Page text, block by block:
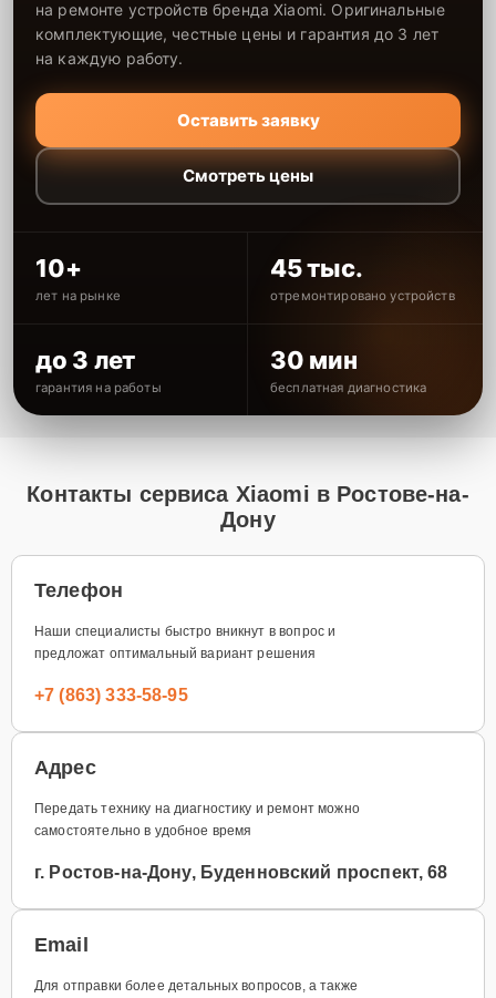
на ремонте устройств бренда Xiaomi. Оригинальные
комплектующие, честные цены и гарантия до 3 лет
на каждую работу.
Оставить заявку
Смотреть цены
10+
лет на рынке
45 тыс.
отремонтировано устройств
до 3 лет
гарантия на работы
30 мин
бесплатная диагностика
Контакты сервиса Xiaomi в Ростове-на-
Дону
Телефон
Наши специалисты быстро вникнут в вопрос и
предложат оптимальный вариант решения
+7 (863) 333-58-95
Адрес
Передать технику на диагностику и ремонт можно
самостоятельно в удобное время
г. Ростов-на-Дону, Буденновский проспект, 68
Email
Для отправки более детальных вопросов, а также